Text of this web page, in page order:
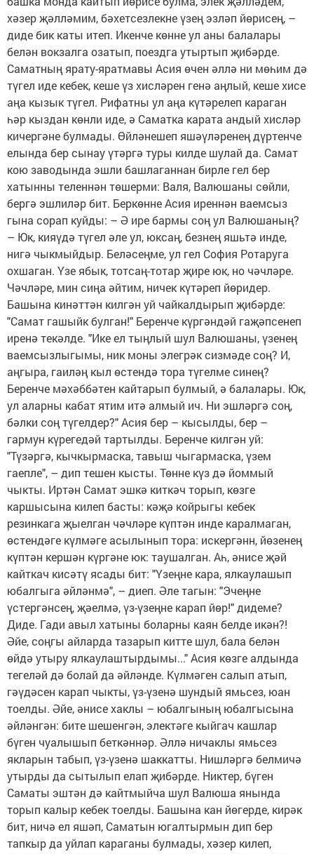
хәзер җәлләмим, бәхетсезлекне үзең эзләп йөрисең, –
диде бик каты итеп. Икенче көнне ул аны балалары
белән вокзалга озатып, поездга утыртып җибәрде.
Саматның ярату-яратмавы Асия өчен әллә ни мөһим дә
түгел иде кебек, кеше үз хисләрен генә аңлый, кеше хисе
аңа кызык түгел. Рифатны ул аңа күтәрелеп караган
һәр кыздан көнли иде, ә Саматка карата андый хисләр
кичергәне булмады. Өйләнешеп яшәүләренең дүртенче
елында бер сынау үтәргә туры килде шулай да. Самат
кою заводында эшли башлаганнан бирле гел бер
хатынны теленнән төшерми: Валя, Валюшаны сөйли,
бергә эшлиләр бит. Беркөнне Асия иреннән ваемсыз
гына сорап куйды: – Ә ире бармы соң ул Валюшаның?
– Юк, кияүдә түгел әле ул, юксаң, безнең яшьтә инде,
нигә чыкмыйдыр. Беләсеңме, ул гел София Ротаруга
охшаган. Үзе ябык, тотсаң-тотар җире юк, но чәчләре.
Чәчләре, мин сиңа әйтим, ничек күтәреп йөридер.
Башына кинәттән килгән уй чайкалдырып җибәрде:
"Самат гашыйк булган!" Беренче күргәндәй гаҗәпсенеп
иренә текәлде. "Ике ел тыңлый шул Валюшаны, үзенең
ваемсызлыгымы, ник моны элегрәк сизмәде соң? И,
аңгыра, гаиләң кыл өстендә тора түгелме синең?
Беренче мәхәббәтен кайтарып булмый, ә балалары. Юк,
ул аларны кабат ятим итә алмый ич. Ни эшләргә соң,
бәлки соң түгелдер?" Асия бер – кысылды, бер –
гармун күрегедәй тартылды. Беренче килгән уй:
"Түзәргә, кычкырмаска, тавыш чыгармаска, үзем
гаепле", – дип тешен кысты. Төнне күз дә йоммый
чыкты. Иртән Самат эшкә киткәч торып, көзге
каршысына килеп басты: кәҗә койрыгы кебек
резинкага җыелган чәчләре күптән инде каралмаган,
өстендәге күлмәге асылынып тора: искергәнн, йөзенең
күптән кершән күргәне юк: таушалган. Аһ, әнисе җәй
кайткач кисәтү ясады бит: "Үзеңне кара, ялкаулашып
юбалгыга әйләнмә", – диеп. Әле тагын: "Эчеңне
үстергәнсең, җәелмә, үз-үзеңне карап йөр!" дидеме?
Диде. Гади авыл хатыны боларны каян белде икән?!
Әйе, соңгы айларда тазарып китте шул, бала белән
өйдә утыру ялкаулаштырдымы..." Асия көзге алдында
тегеләй дә болай да әйләнде. Күлмәген салып атып,
гәүдәсен карап чыкты, үз-үзенә шундый ямьсез, юан
тоелды. Әйе, әнисе хаклы – юбалгының юбалгысына
әйләнгән: бите шешенгән, электәге кыйгач кашлар
бүген чуалышып беткәннәр. Әллә ничаклы ямьсез
якларын табып, үз-үзенә шаккатты. Нишләргә белмичә
утырды да сытылып елап җибәрде. Никтер, бүген
Саматы эштән дә кайтмыйча шул Валюша янында
торып калыр кебек тоелды. Башына кан йөгерде, кирәк
бит, ничә ел яшәп, Саматын югалтырмын дип бер
тапкыр да уйлап караганы булмады, хәзер килеп,